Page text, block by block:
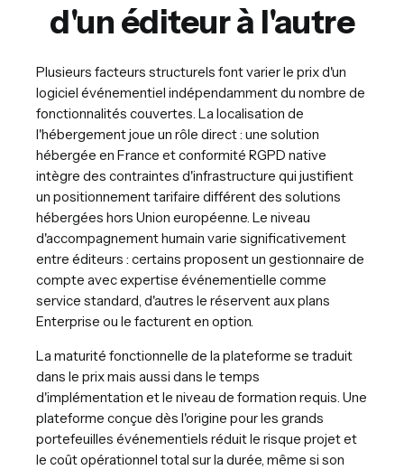
d'un éditeur à l'autre
Plusieurs facteurs structurels font varier le prix d'un
logiciel événementiel indépendamment du nombre de
fonctionnalités couvertes. La localisation de
l'hébergement joue un rôle direct : une solution
hébergée en France et conformité RGPD native
intègre des contraintes d'infrastructure qui justifient
un positionnement tarifaire différent des solutions
hébergées hors Union européenne. Le niveau
d'accompagnement humain varie significativement
entre éditeurs : certains proposent un gestionnaire de
compte avec expertise événementielle comme
service standard, d'autres le réservent aux plans
Enterprise ou le facturent en option.
La maturité fonctionnelle de la plateforme se traduit
dans le prix mais aussi dans le temps
d'implémentation et le niveau de formation requis. Une
plateforme conçue dès l'origine pour les grands
portefeuilles événementiels réduit le risque projet et
le coût opérationnel total sur la durée, même si son